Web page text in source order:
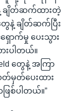
နဲ့ ချိတ်ဆက်ထားတဲ့
နဲ့ ချိတ်ဆက်ပြီး
ောက်မှု ပေးသွား
းပါတယ်။
တွေနဲ့ အကြာ
မှတ်ပေးထား
စ်ပါတယ်။”